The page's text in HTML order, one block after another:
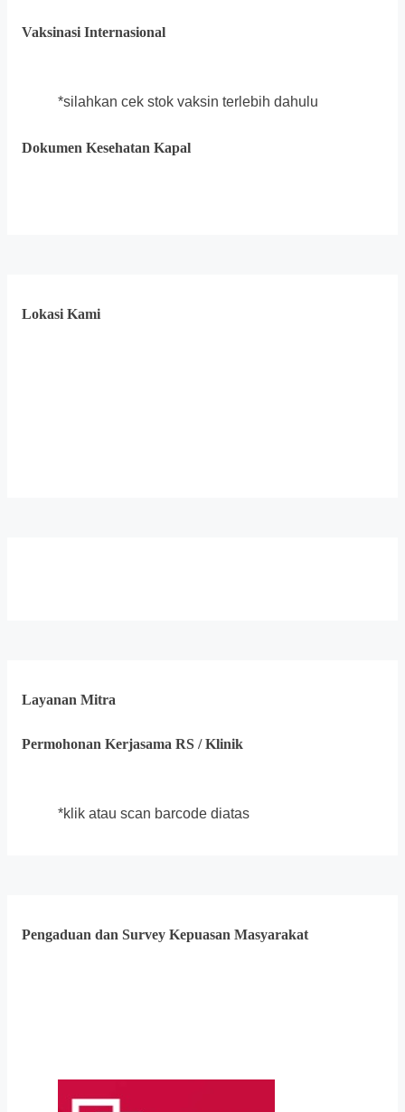
Vaksinasi Internasional
*silahkan cek stok vaksin terlebih dahulu
Dokumen Kesehatan Kapal
Lokasi Kami
Layanan Mitra
Permohonan Kerjasama RS / Klinik
*klik atau scan barcode diatas
Pengaduan dan Survey Kepuasan Masyarakat